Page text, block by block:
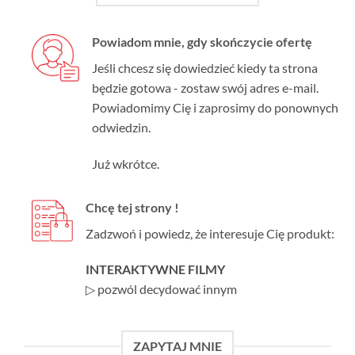
Powiadom mnie, gdy skończycie ofertę
Jeśli chcesz się dowiedzieć kiedy ta strona
będzie gotowa - zostaw swój adres e-mail.
Powiadomimy Cię i zaprosimy do ponownych
odwiedzin.
Już wkrótce.
Chcę tej strony !
Zadzwoń i powiedz, że interesuje Cię produkt:
INTERAKTYWNE FILMY
▷ pozwól decydować innym
ZAPYTAJ MNIE